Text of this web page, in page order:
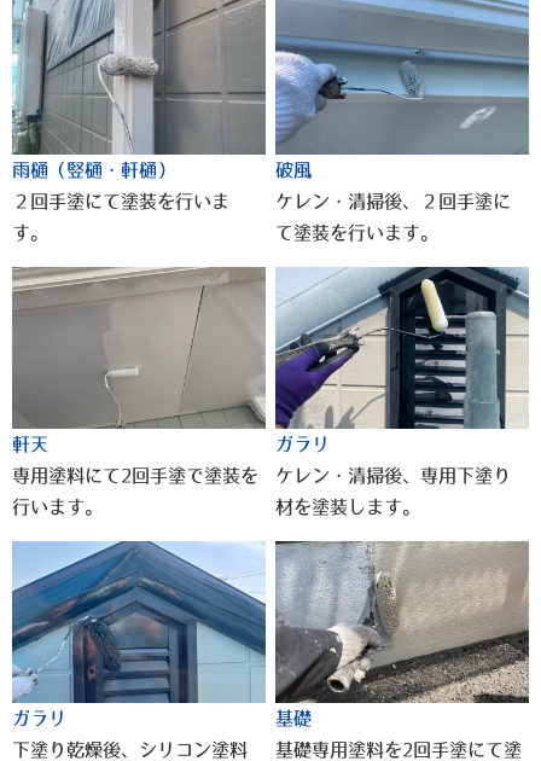
雨樋（竪樋・軒樋）
２回手塗にて塗装を行いま
す。
破風
ケレン・清掃後、２回手塗に
て塗装を行います。
軒天
専用塗料にて2回手塗で塗装を
行います。
ガラリ
ケレン・清掃後、専用下塗り
材を塗装します。
ガラリ
下塗り乾燥後、シリコン塗料
基礎
基礎専用塗料を2回手塗にて塗